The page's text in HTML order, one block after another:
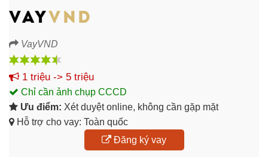
VayVND
1 triệu -> 5 triệu
Chỉ cần ảnh chụp CCCD
Ưu điểm: Xét duyệt online, không cần gặp mặt
Hỗ trợ cho vay: Toàn quốc
Đăng ký vay